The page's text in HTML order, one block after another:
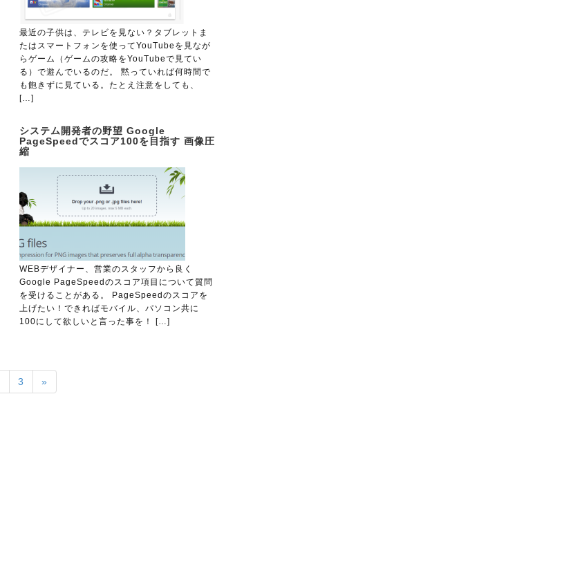
最近の子供は、テレビを見ない？タブレットま
たはスマートフォンを使ってYouTubeを見なが
らゲーム（ゲームの攻略をYouTubeで見てい
る）で遊んでいるのだ。 黙っていれば何時間で
も飽きずに見ている。たとえ注意をしても、
[…]
システム開発者の野望 Google
PageSpeedでスコア100を目指す 画像圧
縮
WEBデザイナー、営業のスタッフから良く
Google PageSpeedのスコア項目について質問
を受けることがある。 PageSpeedのスコアを
上げたい！できればモバイル、パソコン共に
100にして欲しいと言った事を！ […]
3 »